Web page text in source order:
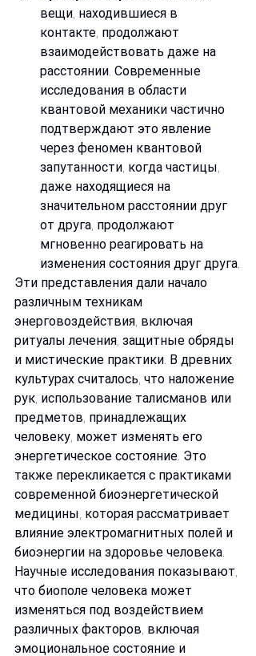
вещи, находившиеся в
контакте, продолжают
взаимодействовать даже на
расстоянии. Современные
исследования в области
квантовой механики частично
подтверждают это явление
через феномен квантовой
запутанности, когда частицы,
даже находящиеся на
значительном расстоянии друг
от друга, продолжают
мгновенно реагировать на
изменения состояния друг друга.
Эти представления дали начало
различным техникам
энерговоздействия, включая
ритуалы лечения, защитные обряды
и мистические практики. В древних
культурах считалось, что наложение
рук, использование талисманов или
предметов, принадлежащих
человеку, может изменять его
энергетическое состояние. Это
также перекликается с практиками
современной биоэнергетической
медицины, которая рассматривает
влияние электромагнитных полей и
биоэнергии на здоровье человека.
Научные исследования показывают,
что биополе человека может
изменяться под воздействием
различных факторов, включая
эмоциональное состояние и